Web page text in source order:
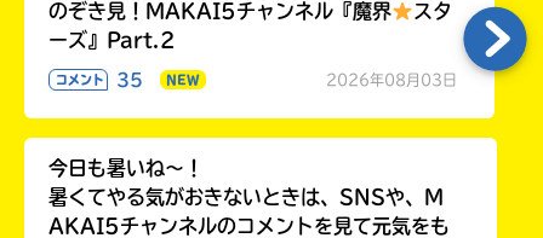
のぞき見！MAKAI5チャンネル『魔界
スタ
ーズ』Part.2
コメント 35 NEW 2026年08月03日
今日も暑いね〜！
暑くてやる気がおきないときは、SNSや、M
AKAI5チャンネルのコメントを見て元気をも